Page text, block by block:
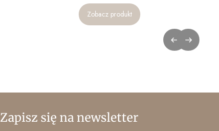
Zobacz produkt
Zapisz się na newsletter